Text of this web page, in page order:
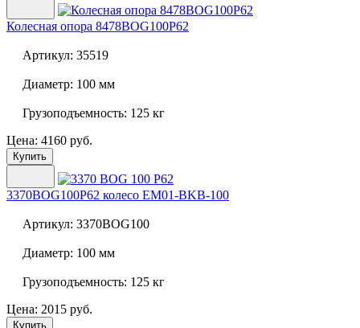
Колесная опора 8478BOG100P62
Артикул: 35519
Диаметр: 100 мм
Грузоподъемность: 125 кг
Цена: 4160 руб.
Купить
3370BOG100P62 колесо EM01-BKB-100
Артикул: 3370BOG100
Диаметр: 100 мм
Грузоподъемность: 125 кг
Цена: 2015 руб.
Купить